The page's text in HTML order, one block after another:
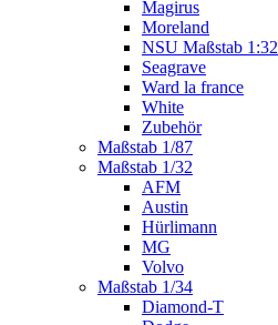
Magirus
Moreland
NSU Maßstab 1:32
Seagrave
Ward la france
White
Zubehör
Maßstab 1/87
Maßstab 1/32
AFM
Austin
Hürlimann
MG
Volvo
Maßstab 1/34
Diamond-T